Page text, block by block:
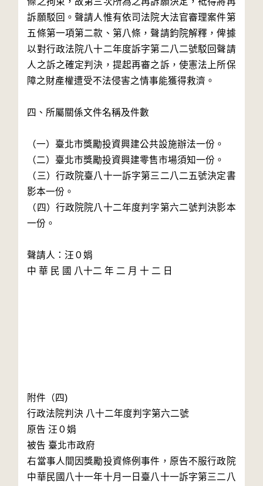
訴願駁回。聲請人惟有依司法院大法官審理案件第
五條第一項第二款、第八條，聲請鈞院解釋，俾據
以對行政法院八十二年度訴字第二八二號駁回聲請
人之訴之確定判決，提起再審之訴，使憲法上所保
障之財產權遭受不法侵害之情事能獲得救濟。
四、所屬關係文件名稱及件數
（一）臺北市獎勵投資興建公共設施辦法一份。
（二）臺北市獎勵投資興建零售市場須知一份。
（三）行政院臺八十一訴字第三二八二五號決定書
影本一份。
（四）行政院院八十二年度判字第六二號判決影本
一份。
聲請人：汪０娟
中 華 民 國 八十二 年 二 月 十 二 日
附件（四)
行政法院判決 八十二年度判字第六二號
原告 汪０娟
被告 臺北市政府
右當事人間因獎勵投資條例事件，原告不服行政院
中華民國八十一年十月一日臺八十一訴字第三二八